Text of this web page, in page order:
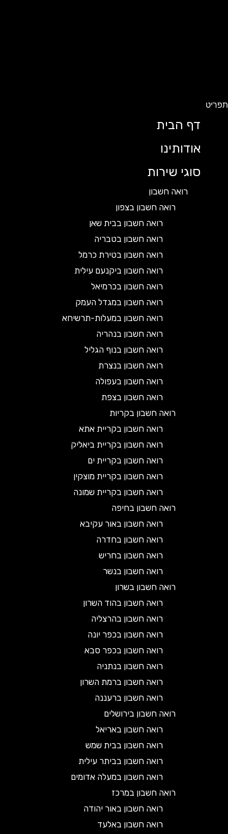
דף הבית
אודותינו
סוגי שירות
רואה חשבון
רואה חשבון בצפון
רואה חשבון בבית שאן
רואה חשבון בטבריה
רואה חשבון בטירת כרמל
רואה חשבון ביקנעם עילית
רואה חשבון בכרמיאל
רואה חשבון במגדל העמק
רואה חשבון במעלות-תרשיחא
רואה חשבון בנהריה
רואה חשבון בנוף הגליל
רואה חשבון בנצרת
רואה חשבון בעפולה
רואה חשבון בצפת
רואה חשבון בקריות
רואה חשבון בקריית אתא
רואה חשבון בקריית ביאליק
רואה חשבון בקריית ים
רואה חשבון בקריית מוצקין
רואה חשבון בקריית שמונה
רואה חשבון בחיפה
רואה חשבון באור עקיבא
רואה חשבון בחדרה
רואה חשבון בחריש
רואה חשבון בנשר
רואה חשבון בשרון
רואה חשבון בהוד השרון
רואה חשבון בהרצליה
רואה חשבון בכפר יונה
רואה חשבון בכפר סבא
רואה חשבון בנתניה
רואה חשבון ברמת השרון
רואה חשבון ברעננה
רואה חשבון בירושלים
רואה חשבון באריאל
רואה חשבון בבית שמש
רואה חשבון בביתר עילית
רואה חשבון במעלה אדומים
רואה חשבון במרכז
רואה חשבון באור יהודה
רואה חשבון באלעד